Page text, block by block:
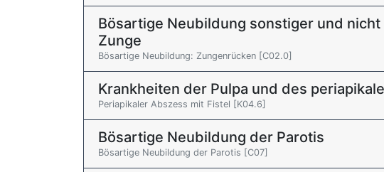
Bösartige Neubildung sonstiger und
Zunge
Bösartige Neubildung: Zungenrücken [C02.0]
Krankheiten der Pulpa und des
Periapikaler Abszess mit Fistel [K04.6]
Bösartige Neubildung der Parotis
Bösartige Neubildung der Parotis [C07]